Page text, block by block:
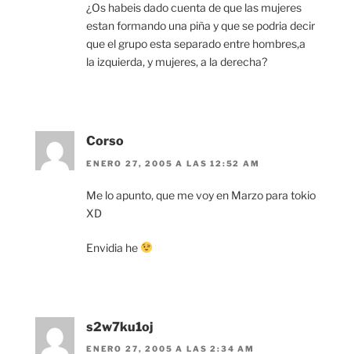
¿Os habeis dado cuenta de que las mujeres
estan formando una piña y que se podria decir
que el grupo esta separado entre hombres,a
la izquierda, y mujeres, a la derecha?
Corso
ENERO 27, 2005 A LAS 12:52 AM
Me lo apunto, que me voy en Marzo para tokio
XD
Envidia he
s2w7ku1oj
ENERO 27, 2005 A LAS 2:34 AM